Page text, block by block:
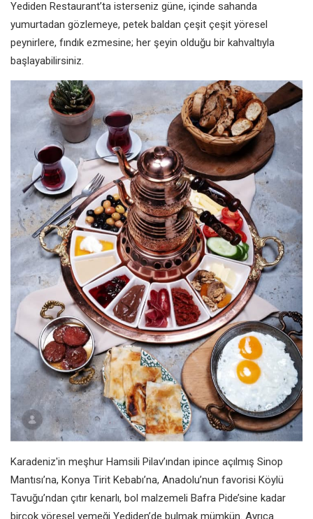
Yediden Restaurant’ta isterseniz güne, içinde sahanda
yumurtadan gözlemeye, petek baldan çeşit çeşit yöresel
peynirlere, fındık ezmesine; her şeyin olduğu bir kahvaltıyla
başlayabilirsiniz.
Karadeniz'in meşhur Hamsili Pilav’ından ipince açılmış Sinop
Mantısı’na, Konya Tirit Kebabı’na, Anadolu’nun favorisi Köylü
Tavuğu’ndan çıtır kenarlı, bol malzemeli Bafra Pide’sine kadar
birçok yöresel yemeği Yediden’de bulmak mümkün. Ayrıca